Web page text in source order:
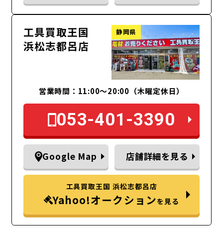
工具買取王国
浜松志都呂店
静岡県
営業時間：11:00～20:00（木曜定休日）
053-401-3390
Google Map 店舗詳細を見る
工具買取王国 浜松志都呂店
Yahoo!オークションを見る